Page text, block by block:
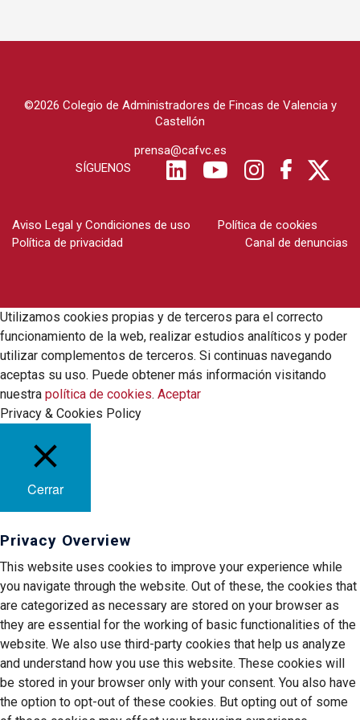
©2026 Colegio de Administradores de Fincas de Valencia y
Castellón
prensa@cafvc.es
SÍGUENOS
Aviso Legal y Condiciones de uso
Política de cookies
Política de privacidad
Canal de denuncias
Utilizamos cookies propias y de terceros para el correcto
funcionamiento de la web, realizar estudios analíticos y poder
utilizar complementos de terceros. Si continuas navegando
aceptas su uso. Puede obtener más información visitando
nuestra política de cookies. Aceptar
Privacy & Cookies Policy
Cerrar
Privacy Overview
This website uses cookies to improve your experience while
you navigate through the website. Out of these, the cookies that
are categorized as necessary are stored on your browser as
they are essential for the working of basic functionalities of the
website. We also use third-party cookies that help us analyze
and understand how you use this website. These cookies will
be stored in your browser only with your consent. You also have
the option to opt-out of these cookies. But opting out of some